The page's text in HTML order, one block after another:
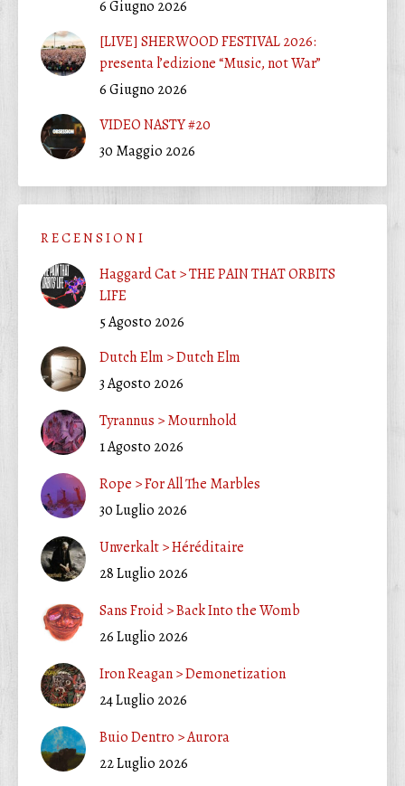
6 Giugno 2026
[LIVE] SHERWOOD FESTIVAL 2026:
presenta l’edizione “Music, not War”
6 Giugno 2026
VIDEO NASTY #20
30 Maggio 2026
R E C E N S I O N I
Haggard Cat > THE PAIN THAT ORBITS
LIFE
5 Agosto 2026
Dutch Elm > Dutch Elm
3 Agosto 2026
Tyrannus > Mournhold
1 Agosto 2026
Rope > For All The Marbles
30 Luglio 2026
Unverkalt > Héréditaire
28 Luglio 2026
Sans Froid > Back Into the Womb
26 Luglio 2026
Iron Reagan > Demonetization
24 Luglio 2026
Buio Dentro > Aurora
22 Luglio 2026